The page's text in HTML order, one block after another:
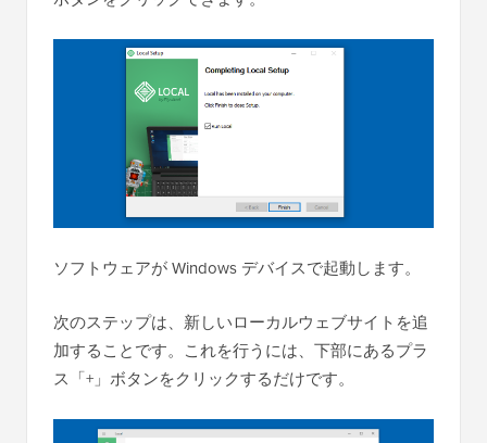
ソフトウェアが Windows デバイスで起動します。
次のステップは、新しいローカルウェブサイトを追
加することです。これを行うには、下部にあるプラ
ス「+」ボタンをクリックするだけです。